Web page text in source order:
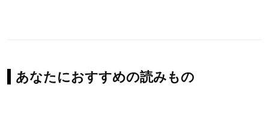
あなたにおすすめの読みもの